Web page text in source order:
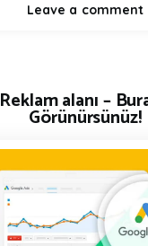
Reklam alanı –
Görünürsünüz!